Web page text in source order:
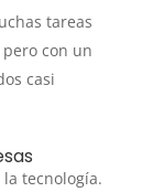
tareas
con un
casi
tecnología.